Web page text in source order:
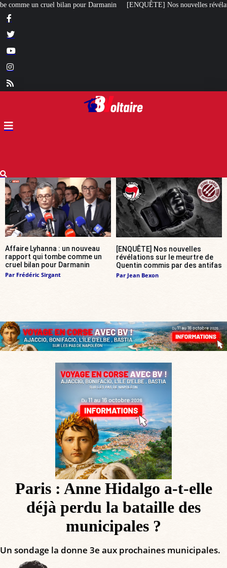
[ENQUÊTE] Nos nouvelles révélations sur le meurtre de Quentin
Affaire Lyhanna : un nouveau
rapport qui tombe comme un
cruel bilan pour Darmanin
Par Frédéric Sirgant
[ENQUÊTE] Nos nouvelles
révélations sur le meurtre de
Quentin commis par des antifas
Par Jean Bexon
Paris : Anne Hidalgo a-t-elle
déjà perdu la bataille des
municipales ?
Un sondage la donne 3e aux prochaines municipales.